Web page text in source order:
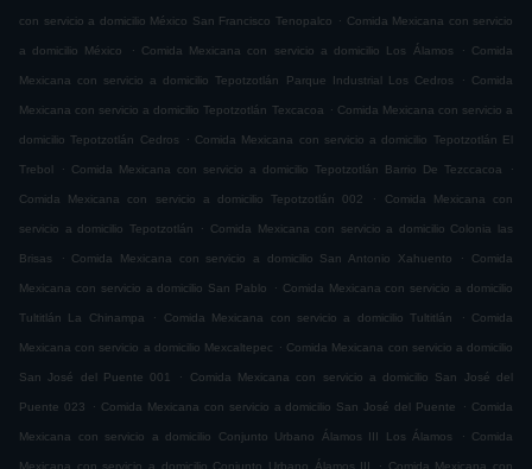
con servicio a domicilio México San Francisco Tenopalco . Comida Mexicana con servicio
a domicilio México . Comida Mexicana con servicio a domicilio Los Álamos . Comida
Mexicana con servicio a domicilio Tepotzotlán Parque Industrial Los Cedros . Comida
Mexicana con servicio a domicilio Tepotzotlán Texcacoa . Comida Mexicana con servicio a
domicilio Tepotzotlán Cedros . Comida Mexicana con servicio a domicilio Tepotzotlán El
Trebol . Comida Mexicana con servicio a domicilio Tepotzotlán Barrio De Tezccacoa .
Comida Mexicana con servicio a domicilio Tepotzotlán 002 . Comida Mexicana con
servicio a domicilio Tepotzotlán . Comida Mexicana con servicio a domicilio Colonia las
Brisas . Comida Mexicana con servicio a domicilio San Antonio Xahuento . Comida
Mexicana con servicio a domicilio San Pablo . Comida Mexicana con servicio a domicilio
Tultitlán La Chinampa . Comida Mexicana con servicio a domicilio Tultitlán . Comida
Mexicana con servicio a domicilio Mexcaltepec . Comida Mexicana con servicio a domicilio
San José del Puente 001 . Comida Mexicana con servicio a domicilio San José del
Puente 023 . Comida Mexicana con servicio a domicilio San José del Puente . Comida
Mexicana con servicio a domicilio Conjunto Urbano Álamos III Los Álamos . Comida
Mexicana con servicio a domicilio Conjunto Urbano Álamos III . Comida Mexicana con